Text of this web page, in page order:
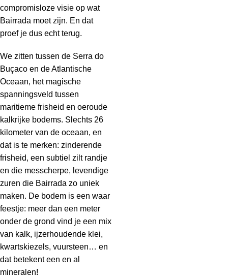
compromisloze visie op wat
Bairrada moet zijn. En dat
proef je dus echt terug.
We zitten tussen de Serra do
Buçaco en de Atlantische
Oceaan, het magische
spanningsveld tussen
maritieme frisheid en oeroude
kalkrijke bodems. Slechts 26
kilometer van de oceaan, en
dat is te merken: zinderende
frisheid, een subtiel zilt randje
en die messcherpe, levendige
zuren die Bairrada zo uniek
maken. De bodem is een waar
feestje: meer dan een meter
onder de grond vind je een mix
van kalk, ijzerhoudende klei,
kwartskiezels, vuursteen… en
dat betekent een en al
mineralen!